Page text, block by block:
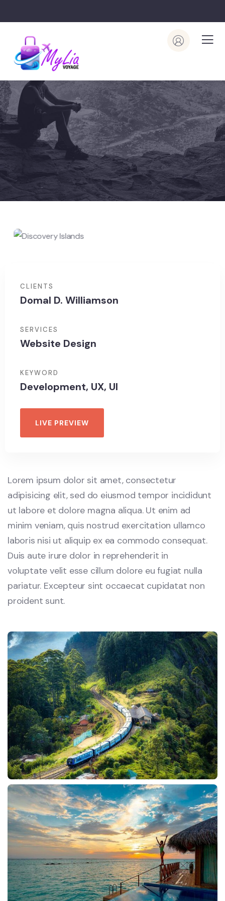
CLIENTS
Domal D. Williamson
SERVICES
Website Design
KEYWORD
Development, UX, UI
LIVE PREVIEW
Lorem ipsum dolor sit amet, consectetur
adipisicing elit, sed do eiusmod tempor incididunt
ut labore et dolore magna aliqua. Ut enim ad
minim veniam, quis nostrud exercitation ullamco
laboris nisi ut aliquip ex ea commodo consequat.
Duis aute irure dolor in reprehenderit in
voluptate velit esse cillum dolore eu fugiat nulla
pariatur. Excepteur sint occaecat cupidatat non
proident sunt.